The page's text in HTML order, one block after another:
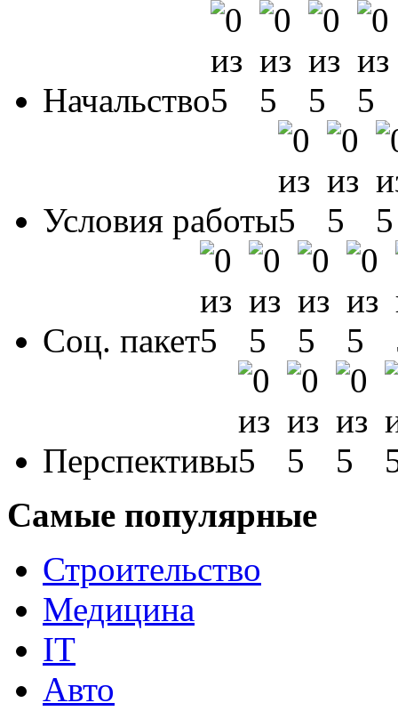
Начальство
Условия работы
Соц. пакет
Перспективы
Самые популярные
Строительство
Медицина
IT
Авто